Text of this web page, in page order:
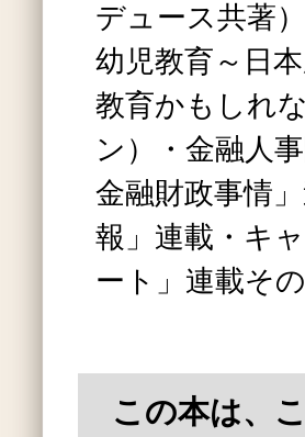
デュース共著
幼児教育～日
教育かもしれ
ン）・金融人
金融財政事情
報」連載・キ
ート」連載そ
この本は、